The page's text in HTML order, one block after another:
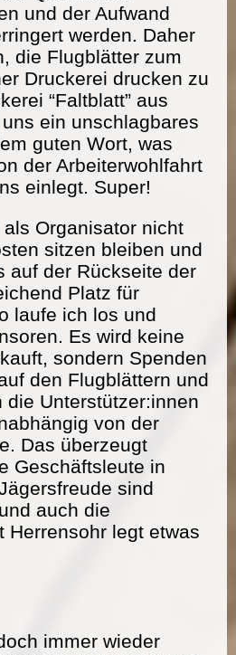
und der Aufwand
werden. Daher
die Flugblätter zum
Druckerei drucken zu
“Faltblatt” aus
ein unschlagbares
guten Wort, was
der Arbeiterwohlfahrt
einlegt. Super!
Organisator nicht
sitzen bleiben und
auf der Rückseite der
Platz für
laufe ich los und
Es wird keine
sondern Spenden
den Flugblättern und
die Unterstützer:innen
von der
Das überzeugt
Geschäftsleute in
sind
auch die
Herrensohr legt etwas
immer wieder